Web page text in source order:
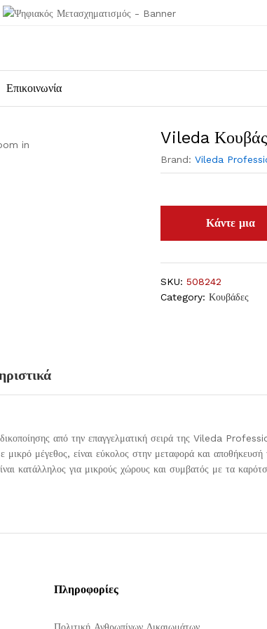
Επικοινωνία
in Vileda
Brand:Vileda
SKU:508242
Category:Κουβάδες
από την επαγγελματική σειρά της Vileda
μέγεθος, είναι εύκολος στην μεταφορά και αποθήκευσή
κατάλληλος για μικρούς χώρους και συμβατός με τα
Πληροφορίες
Πολιτική Ανθρωπίνων Δικαιωμάτων